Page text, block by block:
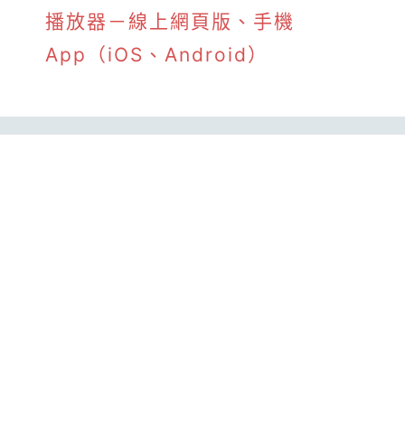
播放器－線上網頁版、手機
App（iOS、Android）